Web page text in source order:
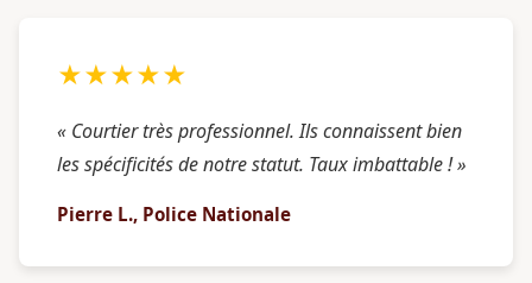
★★★★★
« Courtier très professionnel. Ils connaissent bien
les spécificités de notre statut. Taux imbattable ! »
Pierre L., Police Nationale